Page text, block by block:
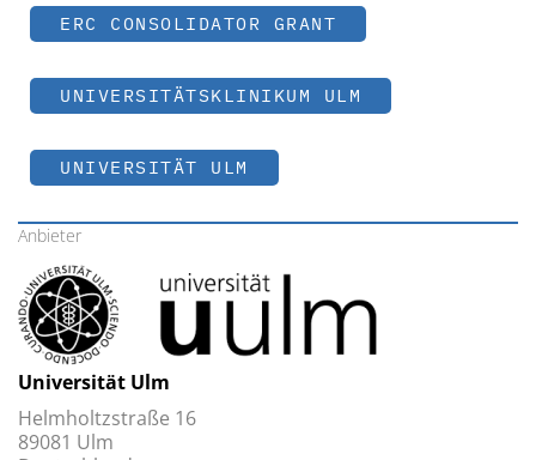
ERC CONSOLIDATOR GRANT
UNIVERSITÄTSKLINIKUM ULM
UNIVERSITÄT ULM
Anbieter
Universität Ulm
Helmholtzstraße 16
89081 Ulm